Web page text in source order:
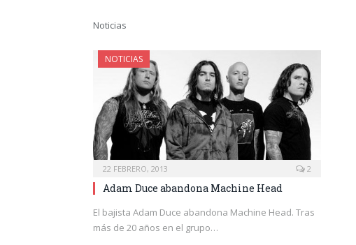
Noticias
NOTICIAS
22 FEBRERO, 2013 2
Adam Duce abandona Machine Head
El bajista Adam Duce abandona Machine Head. Tras
más de 20 años en el grupo…